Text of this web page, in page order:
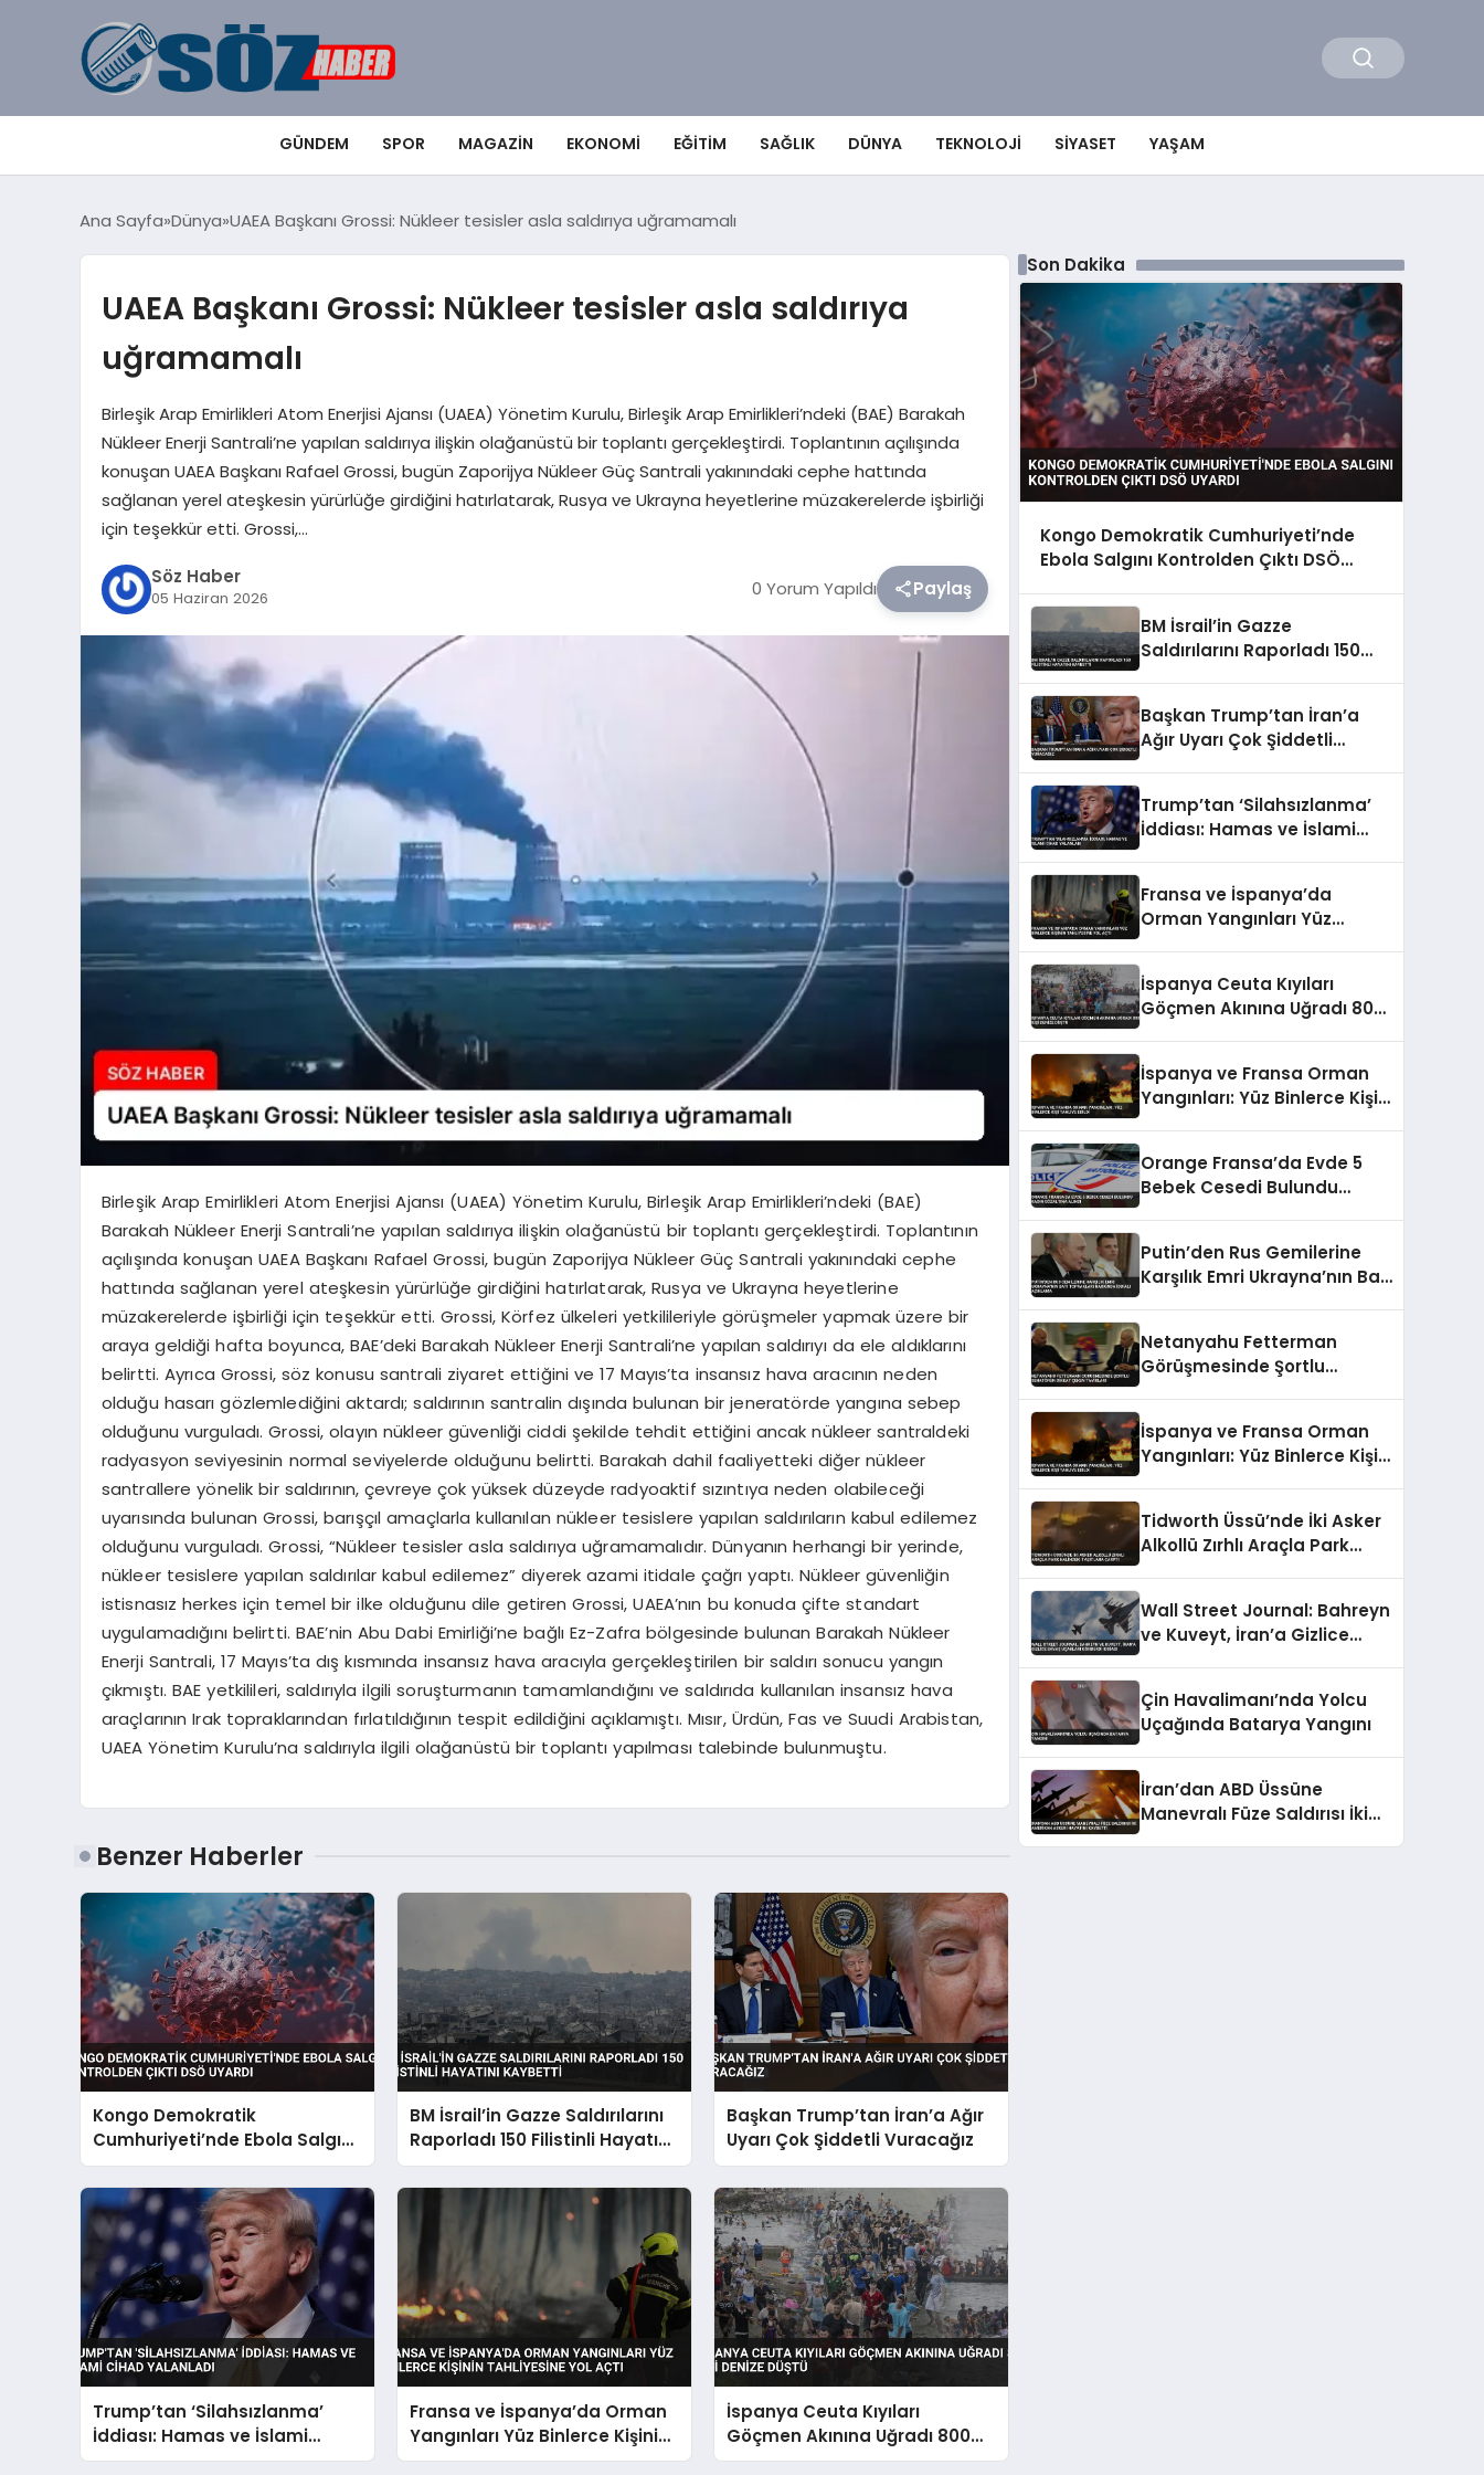
GÜNDEM SPOR MAGAZIN EKONOMI EĞITIM SAĞLIK DÜNYA TEKNOLOJI SIYASET YAŞAM
Ana Sayfa Dünya UAEA Başkanı Grossi: Nükleer tesisler asla saldırıya uğramamalı
UAEA Başkanı Grossi: Nükleer tesisler asla saldırıya
uğramamalı
Birleşik Arap Emirlikleri Atom Enerjisi Ajansı (UAEA) Yönetim Kurulu, Birleşik Arap Emirlikleri’ndeki (BAE) Barakah
Nükleer Enerji Santrali’ne yapılan saldırıya ilişkin olağanüstü bir toplantı gerçekleştirdi. Toplantının açılışında
konuşan UAEA Başkanı Rafael Grossi, bugün Zaporijya Nükleer Güç Santrali yakınındaki cephe hattında
sağlanan yerel ateşkesin yürürlüğe girdiğini hatırlatarak, Rusya ve Ukrayna heyetlerine müzakerelerde işbirliği
için teşekkür etti. Grossi,…
Söz Haber
05 Haziran 2026 0 Yorum Yapıldı Paylaş
Birleşik Arap Emirlikleri Atom Enerjisi Ajansı (UAEA) Yönetim Kurulu, Birleşik Arap Emirlikleri’ndeki (BAE)
Barakah Nükleer Enerji Santrali’ne yapılan saldırıya ilişkin olağanüstü bir toplantı gerçekleştirdi. Toplantının
açılışında konuşan UAEA Başkanı Rafael Grossi, bugün Zaporijya Nükleer Güç Santrali yakınındaki cephe
hattında sağlanan yerel ateşkesin yürürlüğe girdiğini hatırlatarak, Rusya ve Ukrayna heyetlerine
müzakerelerde işbirliği için teşekkür etti. Grossi, Körfez ülkeleri yetkilileriyle görüşmeler yapmak üzere bir
araya geldiği hafta boyunca, BAE’deki Barakah Nükleer Enerji Santrali’ne yapılan saldırıyı da ele aldıklarını
belirtti. Ayrıca Grossi, söz konusu santrali ziyaret ettiğini ve 17 Mayıs’ta insansız hava aracının neden
olduğu hasarı gözlemlediğini aktardı; saldırının santralin dışında bulunan bir jeneratörde yangına sebep
olduğunu vurguladı. Grossi, olayın nükleer güvenliği ciddi şekilde tehdit ettiğini ancak nükleer santraldeki
radyasyon seviyesinin normal seviyelerde olduğunu belirtti. Barakah dahil faaliyetteki diğer nükleer
santrallere yönelik bir saldırının, çevreye çok yüksek düzeyde radyoaktif sızıntıya neden olabileceği
uyarısında bulunan Grossi, barışçıl amaçlarla kullanılan nükleer tesislere yapılan saldırıların kabul edilemez
olduğunu vurguladı. Grossi, “Nükleer tesisler asla saldırıya uğramamalıdır. Dünyanın herhangi bir yerinde,
nükleer tesislere yapılan saldırılar kabul edilemez” diyerek azami itidale çağrı yaptı. Nükleer güvenliğin
istisnasız herkes için temel bir ilke olduğunu dile getiren Grossi, UAEA’nın bu konuda çifte standart
uygulamadığını belirtti. BAE’nin Abu Dabi Emirliği’ne bağlı Ez-Zafra bölgesinde bulunan Barakah Nükleer
Enerji Santrali, 17 Mayıs’ta dış kısmında insansız hava aracıyla gerçekleştirilen bir saldırı sonucu yangın
çıkmıştı. BAE yetkilileri, saldırıyla ilgili soruşturmanın tamamlandığını ve saldırıda kullanılan insansız hava
araçlarının Irak topraklarından fırlatıldığının tespit edildiğini açıklamıştı. Mısır, Ürdün, Fas ve Suudi Arabistan,
UAEA Yönetim Kurulu’na saldırıyla ilgili olağanüstü bir toplantı yapılması talebinde bulunmuştu.
Benzer Haberler
Kongo Demokratik
Cumhuriyeti’nde Ebola Salgını
Kontrolden Çıktı DSÖ Uyardı
BM İsrail’in Gazze Saldırılarını
Raporladı 150 Filistinli Hayatını
Kaybetti
Başkan Trump’tan İran’a Ağır
Uyarı Çok Şiddetli Vuracağız
Trump’tan ‘Silahsızlanma’
İddiası: Hamas ve İslami
Cihad Yalanladı
Fransa ve İspanya’da Orman
Yangınları Yüz Binlerce Kişinin
Tahliyesine Yol Açtı
İspanya Ceuta Kıyıları
Göçmen Akınına Uğradı 800
Kişi Denize Düştü
Son Dakika
Kongo Demokratik Cumhuriyeti’nde
Ebola Salgını Kontrolden Çıktı DSÖ
BM İsrail’in Gazze
Saldırılarını Raporladı 150
Başkan Trump’tan İran’a
Ağır Uyarı Çok Şiddetli
Trump’tan ‘Silahsızlanma’
İddiası: Hamas ve İslami
Fransa ve İspanya’da
Orman Yangınları Yüz
İspanya Ceuta Kıyıları
Göçmen Akınına Uğradı 800
İspanya ve Fransa Orman
Yangınları: Yüz Binlerce Kişi
Orange Fransa’da Evde 5
Bebek Cesedi Bulundu
Putin’den Rus Gemilerine
Karşılık Emri Ukrayna’nın Batı
Netanyahu Fetterman
Görüşmesinde Şortlu
İspanya ve Fransa Orman
Yangınları: Yüz Binlerce Kişi
Tidworth Üssü’nde İki Asker
Alkollü Zırhlı Araçla Park
Wall Street Journal: Bahreyn
ve Kuveyt, İran’a Gizlice
Çin Havalimanı’nda Yolcu
Uçağında Batarya Yangını
İran’dan ABD Üssüne
Manevralı Füze Saldırısı İki